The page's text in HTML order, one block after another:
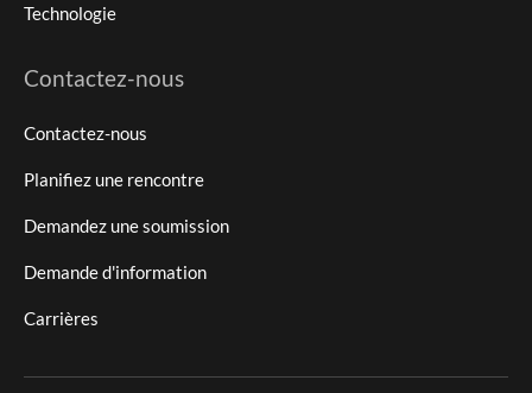
Technologie
Contactez-nous
Contactez-nous
Planifiez une rencontre
Demandez une soumission
Demande d'information
Carrières